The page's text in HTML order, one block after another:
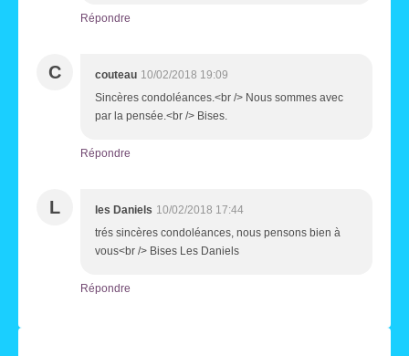
Répondre
C couteau 10/02/2018 19:09
Sincères condoléances.<br /> Nous sommes avec
par la pensée.<br /> Bises.
Répondre
L les Daniels 10/02/2018 17:44
trés sincères condoléances, nous pensons bien à
vous<br /> Bises Les Daniels
Répondre